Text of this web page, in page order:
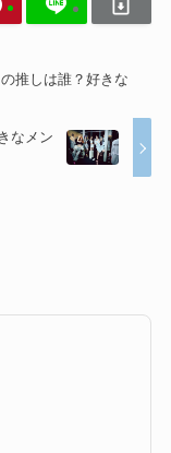
推しは誰？好きな
なメン